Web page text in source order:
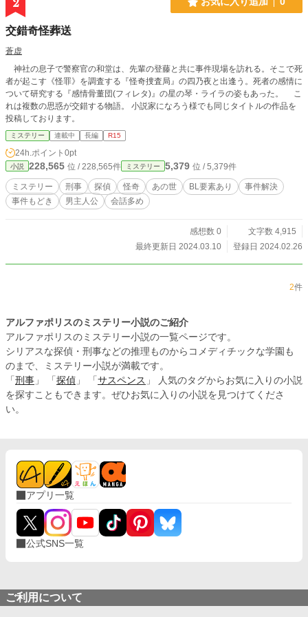
交錯奇怪葬送
蒼虚
神社の息子で警察官の和堂は、先輩の登藤と共に事件現場を訪れる。そこで死
者が起こす《怪罪》を調査する『怪奇捜査局』の四乃夜と出逢う。死者の感情に
ついて研究する『感情骨董団(フィレタ)』の星の琴・ライラの姿もあった。 こ
れは複数の思惑が交錯する物語。 小説家になろう様でも同じタイトルの作品を
投稿しております。
ミステリー 連載中 長編 R15
24h.ポイント 0pt
小説 228,565 位 / 228,565件 ミステリー 5,379 位 / 5,379件
ミステリー 刑事 探偵 怪奇 あの世 BL要素あり
事件解決
事件もどき
男主人公 会話多め
感想数 0
文字数 4,915
最終更新日 2024.03.10
登録日 2024.02.26
2件
アルファポリスのミステリー小説のご紹介
アルファポリスのミステリー小説の一覧ページです。
シリアスな探偵・刑事などの推理ものからコメディチックな学園も
のまで、ミステリー小説が満載です。
「 刑事 」 「 探偵 」 「 サスペンス 」 人気のタグからお気に入りの小説
を探すこともできます。ぜひお気に入りの小説を見つけてくださ
い。
アプリ一覧
公式SNS一覧
ご利用について